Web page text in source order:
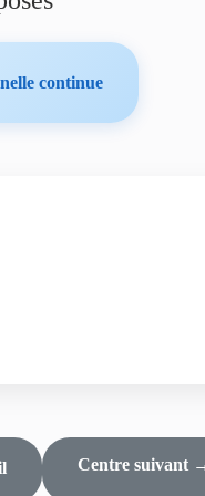
continue
Centre suivant